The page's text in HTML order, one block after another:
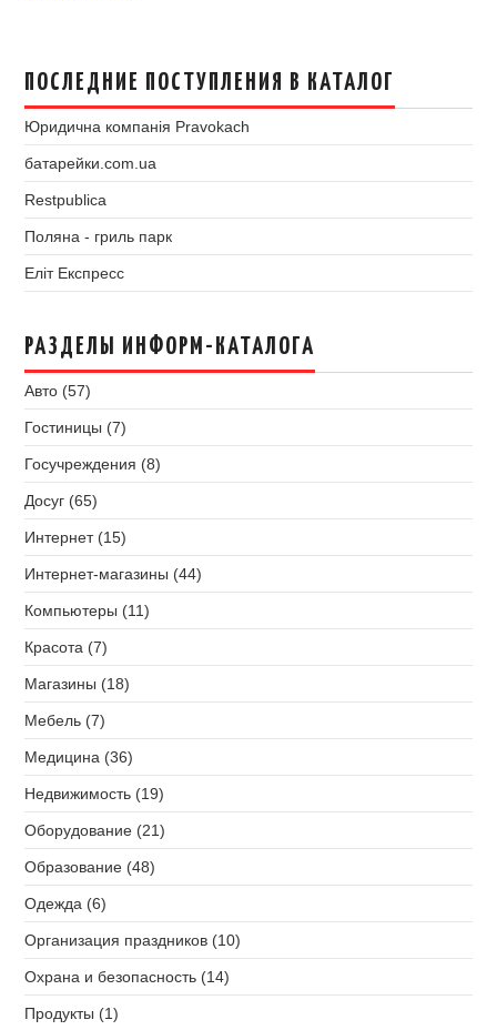
ПОСЛЕДНИЕ ПОСТУПЛЕНИЯ В КАТАЛОГ
Юридична компанія Pravokach
батарейки.com.ua
Restpublica
Поляна - гриль парк
Еліт Експресс
РАЗДЕЛЫ ИНФОРМ-КАТАЛОГА
Авто (57)
Гостиницы (7)
Госучреждения (8)
Досуг (65)
Интернет (15)
Интернет-магазины (44)
Компьютеры (11)
Красота (7)
Магазины (18)
Мебель (7)
Медицина (36)
Недвижимость (19)
Оборудование (21)
Образование (48)
Одежда (6)
Организация праздников (10)
Охрана и безопасность (14)
Продукты (1)